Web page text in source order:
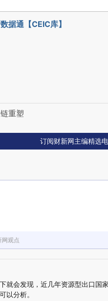
据通【CEIC库】
重塑
订阅财新网主编精选
网观点
就会发现，近几年资源型出口国
以分析。